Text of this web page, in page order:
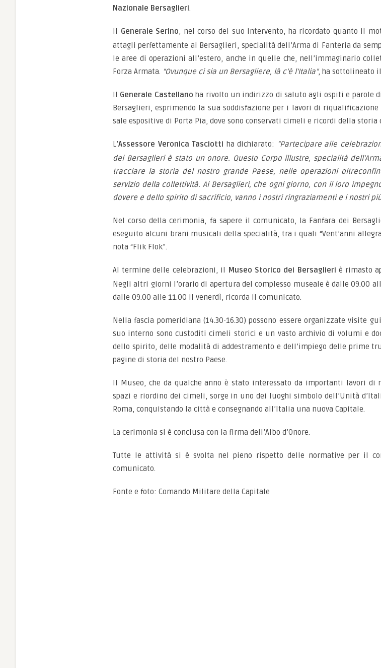
Nazionale Bersaglieri.
Il Generale Serino, nel corso del suo intervento, ha ricordato quanto il
attagli perfettamente ai Bersaglieri, specialità dell’Arma di Fanteria da
le aree di operazioni all’estero, anche in quelle che, nell’immaginario
Forza Armata. “Ovunque ci sia un Bersagliere, là c’è l’Italia”, ha sottolineato il
Il Generale Castellano ha rivolto un indirizzo di saluto agli ospiti e parole
Bersaglieri, esprimendo la sua soddisfazione per i lavori di
sale espositive di Porta Pia, dove sono conservati cimeli e ricordi della storia
L’Assessore Veronica Tasciotti ha dichiarato: “Partecipare alle
dei Bersaglieri è stato un onore. Questo Corpo illustre, specialità
tracciare la storia del nostro grande Paese, nelle operazioni
servizio della collettività. Ai Bersaglieri, che ogni giorno, con il loro
dovere e dello spirito di sacrificio, vanno i nostri ringraziamenti e i nostri
Nel corso della cerimonia, fa sapere il comunicato, la Fanfara dei
eseguito alcuni brani musicali della specialità, tra i quali “Vent’anni
nota “Flik Flok”.
Al termine delle celebrazioni, il Museo Storico dei Bersaglieri è rimasto
Negli altri giorni l’orario di apertura del complesso museale è dalle 09.00
dalle 09.00 alle 11.00 il venerdì, ricorda il comunicato.
Nella fascia pomeridiana (14.30-16.30) possono essere organizzate visite
suo interno sono custoditi cimeli storici e un vasto archivio di volumi e
dello spirito, delle modalità di addestramento e dell’impiego delle prime
pagine di storia del nostro Paese.
Il Museo, che da qualche anno è stato interessato da importanti lavori
spazi e riordino dei cimeli, sorge in uno dei luoghi simbolo dell’Unità
Roma, conquistando la città e consegnando all’Italia una nuova Capitale.
La cerimonia si è conclusa con la firma dell’Albo d’Onore.
Tutte le attività si è svolta nel pieno rispetto delle normative per il
comunicato.
Fonte e foto: Comando Militare della Capitale